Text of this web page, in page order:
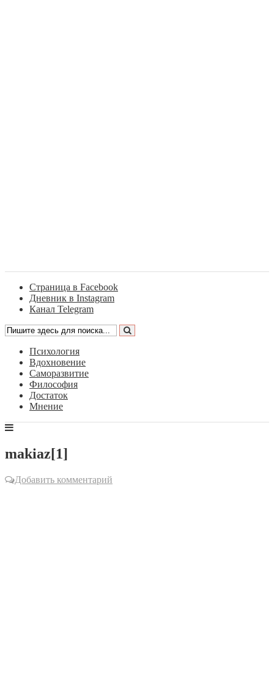
Страница в Facebook
Дневник в Instagram
Канал Telegram
Психология
Вдохновение
Саморазвитие
Философия
Достаток
Мнение
makiaz[1]
Добавить комментарий